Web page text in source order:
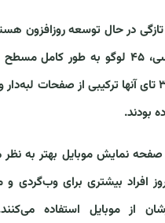
در حال توسعه روزافزون
۵۰ لوگوی مورد بررسی، ۴۵ لوگو به طور
بین ۵ لوگوی دیگر، ۳ تای آنها ترکیبی از صفحات
بودند.
نمایش موبایل بهتر به نظر
افراد بیشتری برای وب‌گردی و
از موبایل استفاده می‌کنند.